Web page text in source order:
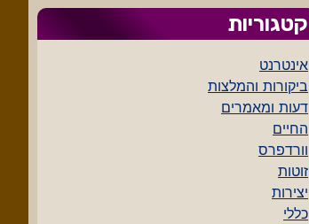
קטגוריות
אינטרנט
ביקורות והמלצות
דעות ומאמרים
החיים
וורדפרס
זוטות
יצירות
כללי